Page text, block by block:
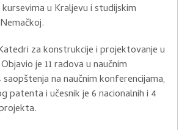
u Kraljevu i studijskim
za konstrukcije i projektovanje u
je 11 radova u naučnim
na naučnim konferencijama,
patenta i učesnik je 6 nacionalnih i 4